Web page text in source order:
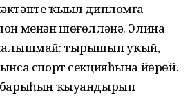
ҡыҙыл дипломға
менән шөғөлләнә. Элина
тырышып уҡый,
спорт секцияһына йөрөй.
барыһын ҡыуандырып